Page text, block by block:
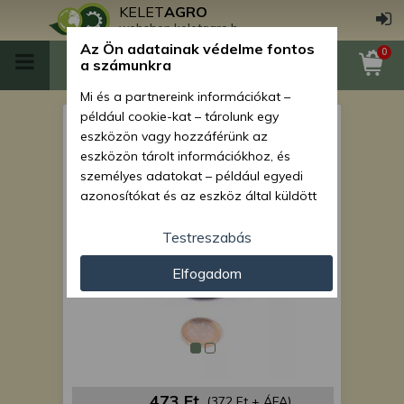
KELETAGRO
webshop.keletagro.hu
0
permetező cső gumitömítés
60 k
Az Ön adatainak védelme fontos
a számunkra
Mi és a partnereink információkat –
például cookie-kat – tárolunk egy
eszközön vagy hozzáférünk az
eszközön tárolt információkhoz, és
személyes adatokat – például egyedi
azonosítókat és az eszköz által küldött
személyre szabott hirdetések és
tartalom nyújtásához, hirdetés- és
tartalomméréshez, nézettségi adatok
gyűjtéséhez, valamint termékek
kifejlesztéséhez és a termékek
javításához. Az Ön engedélyével mi és a
partnereink eszközleolvasásos
adatokat és azonosítási információkat
Testreszabás
Elfogadom